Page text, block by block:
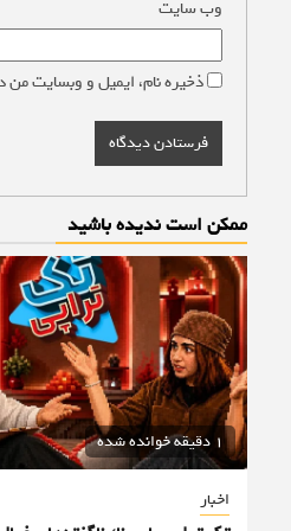
وب‌ سایت
ذخیره نام، ایمیل و وبسایت من
ممکن است ندیده باشید
1 دقیقه خوانده شده
اخبار